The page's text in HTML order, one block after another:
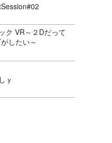
ク VR～２Dだって
したい～
ｙ